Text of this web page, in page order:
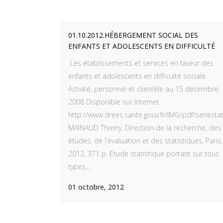
01.10.2012.HÉBERGEMENT SOCIAL DES
ENFANTS ET ADOLESCENTS EN DIFFICULTÉ
Les établissements et services en faveur des
enfants et adolescents en difficulté sociale.
Activité, personnel et clientèle au 15 décembre
2008 Disponible sur Internet :
http://www.drees.sante.gouv.fr/IMG/pdf/
MAINAUD Thierry, Direction de la recherche, des
études, de l'évaluation et des statistiques, Paris,
2012, 371 p. Etude statistique portant sur tous
types...
01 octobre, 2012
NOS DERNIERS ARTICLES
Référentiel de compétences pour le
certificat d’intervenant en autisme.
Arrêté
26 octobre 2020
Certificat national d’intervention en
13 septembre 2020
Liens